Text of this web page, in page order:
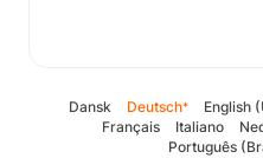
Dansk Deutsch* English
Français
Italiano
Português